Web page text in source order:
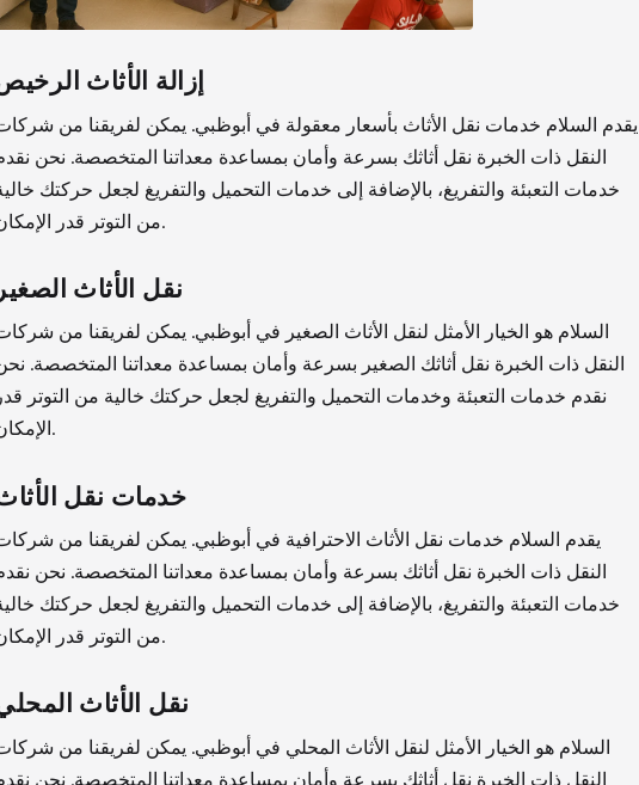
إزالة الأثاث
يقدم السلام خدمات نقل الأثاث بأسعار معقولة في أبوظبي. يمكن لفريقنا من
النقل ذات الخبرة نقل أثاثك بسرعة وأمان بمساعدة معداتنا المتخصصة. نحن
خدمات التعبئة والتفريغ، بالإضافة إلى خدمات التحميل والتفريغ لجعل حركتك
من التوتر قدر الإمكان.
نقل الأثاث الصغير
السلام هو الخيار الأمثل لنقل الأثاث الصغير في أبوظبي. يمكن لفريقنا من
النقل ذات الخبرة نقل أثاثك الصغير بسرعة وأمان بمساعدة معداتنا المتخصصة.
نقدم خدمات التعبئة وخدمات التحميل والتفريغ لجعل حركتك خالية من التوتر قدر
الإمكان.
خدمات نقل
يقدم السلام خدمات نقل الأثاث الاحترافية في أبوظبي. يمكن لفريقنا من
النقل ذات الخبرة نقل أثاثك بسرعة وأمان بمساعدة معداتنا المتخصصة. نحن
خدمات التعبئة والتفريغ، بالإضافة إلى خدمات التحميل والتفريغ لجعل حركتك
من التوتر قدر الإمكان.
نقل الأثاث
السلام هو الخيار الأمثل لنقل الأثاث المحلي في أبوظبي. يمكن لفريقنا من
النقل ذات الخبرة نقل أثاثك بسرعة وأمان بمساعدة معداتنا المتخصصة. نحن